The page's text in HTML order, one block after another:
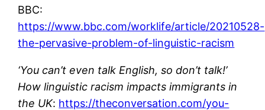
BBC:
https://www.bbc.com/worklife/article/20210528-
the-pervasive-problem-of-linguistic-racism
‘You can’t even talk English, so don’t talk!’
How linguistic racism impacts immigrants in
the UK: https://theconversation.com/you-